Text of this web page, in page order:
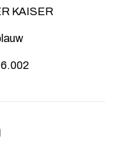
KAISER